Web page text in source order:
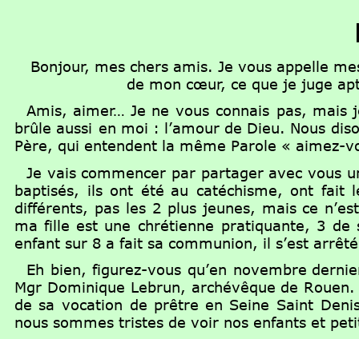
Bonjour, mes chers amis. Je vous appelle
de mon cœur, ce que je juge
Amis, aimer… Je ne vous connais pas, mais
brûle aussi en moi : l’amour de Dieu. Nous
Père, qui entendent la même Parole « aimez-
Je vais commencer par partager avec vous
baptisés, ils ont été au catéchisme, ont fait
différents, pas les 2 plus jeunes, mais ce n’est
ma fille est une chrétienne pratiquante, 3 de
enfant sur 8 a fait sa communion, il s’est
Eh bien, figurez-vous qu’en novembre
Mgr Dominique Lebrun, archévêque de Rouen.
de sa vocation de prêtre en Seine Saint
nous sommes tristes de voir nos enfants et